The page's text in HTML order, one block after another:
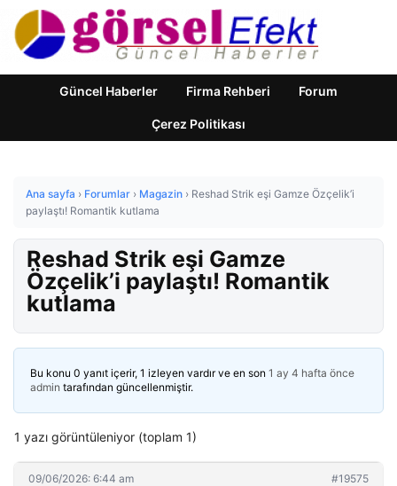
Güncel Haberler Firma Rehberi Forum
Çerez Politikası
Ana sayfa › Forumlar › Magazin › Reshad Strik eşi Gamze Özçelik’i
paylaştı! Romantik kutlama
Reshad Strik eşi Gamze
Özçelik’i paylaştı! Romantik
kutlama
Bu konu 0 yanıt içerir, 1 izleyen vardır ve en son 1 ay 4 hafta önce
admin tarafından güncellenmiştir.
1 yazı görüntüleniyor (toplam 1)
09/06/2026: 6:44 am #19575